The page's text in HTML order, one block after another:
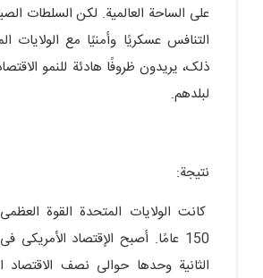
على الساحة العالمیة. لکن السلطات
التنافس عسکریًا وأمنیًا مع الولایات
ذلک، یریدون ظروفًا هادئة للنمو
لبلدهم.
نتیجة:
کانت الولایات المتحدة القوة
150 عامًا. أصبح الإقتصاد الأمریکی
الثانیة وحدها حوالی نصف الاقتصاد